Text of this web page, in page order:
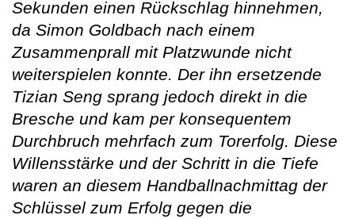
Sekunden einen Rückschlag hinnehmen,
da Simon Goldbach nach einem
Zusammenprall mit Platzwunde nicht
weiterspielen konnte. Der ihn ersetzende
Tizian Seng sprang jedoch direkt in die
Bresche und kam per konsequentem
Durchbruch mehrfach zum Torerfolg. Diese
Willensstärke und der Schritt in die Tiefe
waren an diesem Handballnachmittag der
Schlüssel zum Erfolg gegen die